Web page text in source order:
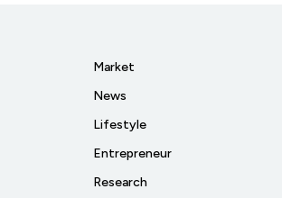
Market
News
Lifestyle
Entrepreneur
Research